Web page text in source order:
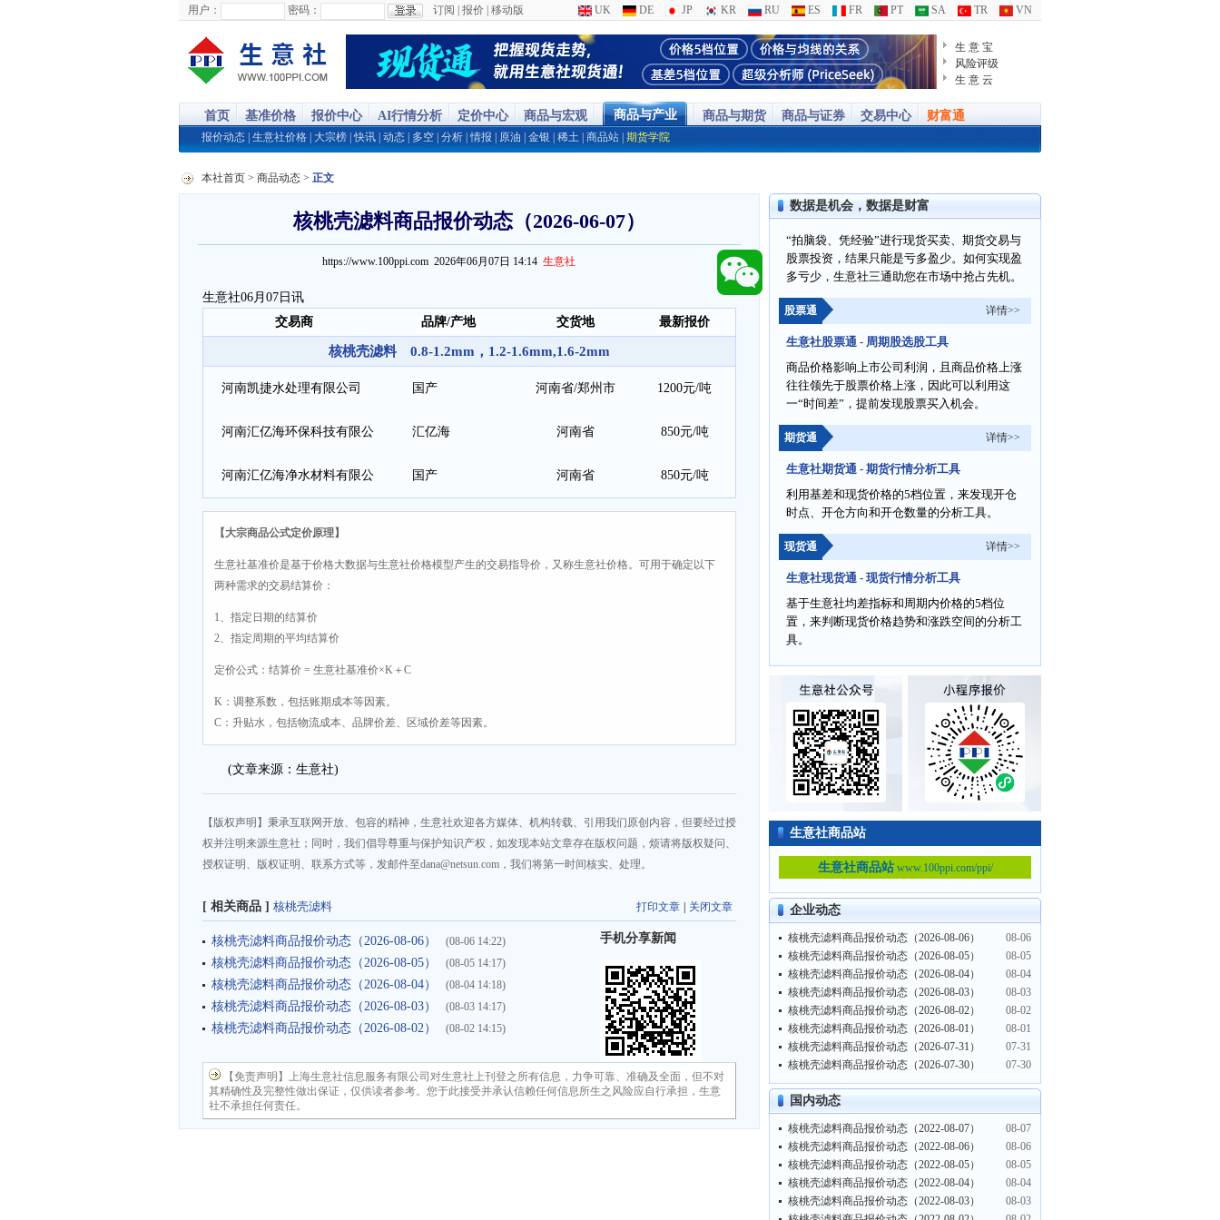
用户： 密码： 订阅 报价 移动版 UK DE JP KR RU ES FR PT SA TR VN
生 意 宝
风险评级
生 意 云
首页 基准价格 报价中心 AI行情分析 定价中心 商品与宏观 商品与产业 商品与期货 商品与证券 交易中心 财富通
报价动态 生意社价格 大宗榜 |快讯 动态 多空 分析 |情报 原油 金银 稀土 商品站 期货学院
本社首页 > 商品动态 > 正文
核桃壳滤料商品报价动态（2026-06-07）
https://www.100ppi.com 2026年06月07日 14:14 生意社
生意社06月07日讯
交易商
品牌/产地 交货地 最新报价
核桃壳滤料 0.8-1.2mm，1.2-1.6mm,1.6-2mm
河南凯捷水处理有限公司 国产 河南省/郑州市 1200元/吨
河南汇亿海环保科技有限公
司
汇亿海 河南省 850元/吨
河南汇亿海净水材料有限公 国产 河南省 850元/吨
【大宗商品公式定价原理】
生意社基准价是基于价格大数据与生意社价格模型产生的交易指导价，又称生意社价格。可用于确定以下
两种需求的交易结算价：
1、指定日期的结算价
2、指定周期的平均结算价
定价公式：结算价 = 生意社基准价×K＋C
K：调整系数，包括账期成本等因素。
C：升贴水，包括物流成本、品牌价差、区域价差等因素。
(文章来源：生意社)
【版权声明】秉承互联网开放、包容的精神，生意社欢迎各方媒体、机构转载、引用我们原创内容，但要经过授
权并注明来源生意社；同时，我们倡导尊重与保护知识产权，如发现本站文章存在版权问题，烦请将版权疑问、
授权证明、版权证明、联系方式等，发邮件至dana@netsun.com，我们将第一时间核实、处理。
打印文章 关闭文章
[ 相关商品 ] 核桃壳滤料
核桃壳滤料商品报价动态（2026-08-06） (08-06 14:22)
核桃壳滤料商品报价动态（2026-08-05） (08-05 14:17)
核桃壳滤料商品报价动态（2026-08-04） (08-04 14:18)
核桃壳滤料商品报价动态（2026-08-03） (08-03 14:17)
核桃壳滤料商品报价动态（2026-08-02） (08-02 14:15)
手机分享新闻
【免责声明】上海生意社信息服务有限公司对生意社上刊登之所有信息，力争可靠、准确及全面，但不对
其精确性及完整性做出保证，仅供读者参考。您于此接受并承认信赖任何信息所生之风险应自行承担，生意
社不承担任何责任。
数据是机会，数据是财富
“拍脑袋、凭经验”进行现货买卖、期货交易与
股票投资，结果只能是亏多盈少。如何实现盈
多亏少，生意社三通助您在市场中抢占先机。
股票通 详情>>
生意社股票通 - 周期股选股工具
商品价格影响上市公司利润，且商品价格上涨
往往领先于股票价格上涨，因此可以利用这
一“时间差”，提前发现股票买入机会。
期货通 详情>>
生意社期货通 - 期货行情分析工具
利用基差和现货价格的5档位置，来发现开仓
时点、开仓方向和开仓数量的分析工具。
现货通 详情>>
生意社现货通 - 现货行情分析工具
基于生意社均差指标和周期内价格的5档位
置，来判断现货价格趋势和涨跌空间的分析工
具。
生意社商品站
生意社商品站www.100ppi.com/ppi/
企业动态
核桃壳滤料商品报价动态（2026-08-06）
08-06
核桃壳滤料商品报价动态（2026-08-05）
08-05
核桃壳滤料商品报价动态（2026-08-04）
08-04
核桃壳滤料商品报价动态（2026-08-03）
08-03
核桃壳滤料商品报价动态（2026-08-02）
08-02
核桃壳滤料商品报价动态（2026-08-01）
08-01
核桃壳滤料商品报价动态（2026-07-31）
07-31
核桃壳滤料商品报价动态（2026-07-30）
07-30
国内动态
核桃壳滤料商品报价动态（2022-08-07）
08-07
核桃壳滤料商品报价动态（2022-08-06）
08-06
核桃壳滤料商品报价动态（2022-08-05）
08-05
核桃壳滤料商品报价动态（2022-08-04）
08-04
核桃壳滤料商品报价动态（2022-08-03）
08-03